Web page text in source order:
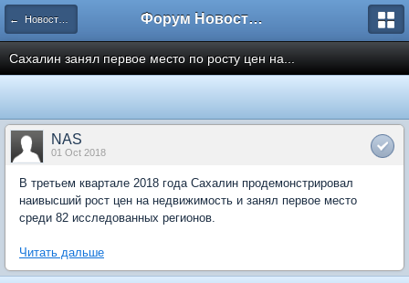
← Новости рынка недвижимости Форум Новостройки
Сахалин занял первое место по росту цен на...
NAS
01 Oct 2018
В третьем квартале 2018 года Сахалин продемонстрировал
наивысший рост цен на недвижимость и занял первое место
среди 82 исследованных регионов.
Читать дальше